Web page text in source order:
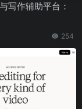
写作辅助平台：
254